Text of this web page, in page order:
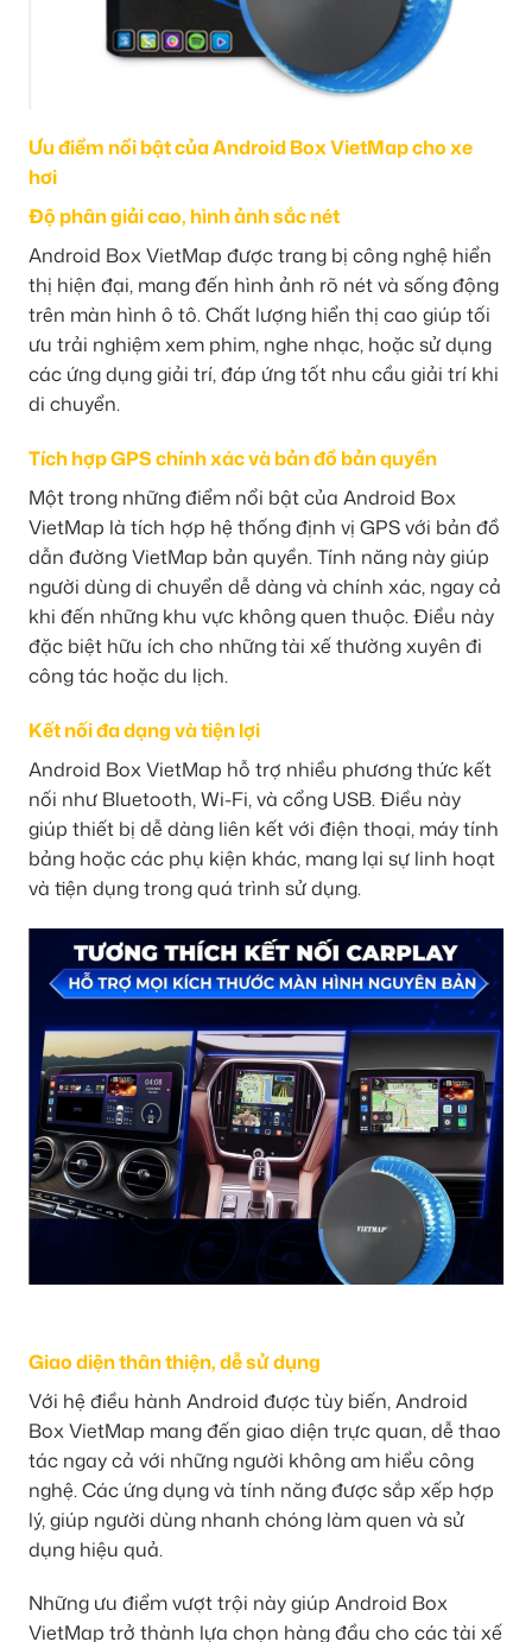
Ưu điểm nổi bật của Android Box VietMap cho xe
hơi
Độ phân giải cao, hình ảnh sắc nét
Android Box VietMap được trang bị công nghệ hiển
thị hiện đại, mang đến hình ảnh rõ nét và sống động
trên màn hình ô tô. Chất lượng hiển thị cao giúp tối
ưu trải nghiệm xem phim, nghe nhạc, hoặc sử dụng
các ứng dụng giải trí, đáp ứng tốt nhu cầu giải trí khi
di chuyển.
Tích hợp GPS chính xác và bản đồ bản quyền
Một trong những điểm nổi bật của Android Box
VietMap là tích hợp hệ thống định vị GPS với bản đồ
dẫn đường VietMap bản quyền. Tính năng này giúp
người dùng di chuyển dễ dàng và chính xác, ngay cả
khi đến những khu vực không quen thuộc. Điều này
đặc biệt hữu ích cho những tài xế thường xuyên đi
công tác hoặc du lịch.
Kết nối đa dạng và tiện lợi
Android Box VietMap hỗ trợ nhiều phương thức kết
nối như Bluetooth, Wi-Fi, và cổng USB. Điều này
giúp thiết bị dễ dàng liên kết với điện thoại, máy tính
bảng hoặc các phụ kiện khác, mang lại sự linh hoạt
và tiện dụng trong quá trình sử dụng.
Giao diện thân thiện, dễ sử dụng
Với hệ điều hành Android được tùy biến, Android
Box VietMap mang đến giao diện trực quan, dễ thao
tác ngay cả với những người không am hiểu công
nghệ. Các ứng dụng và tính năng được sắp xếp hợp
lý, giúp người dùng nhanh chóng làm quen và sử
dụng hiệu quả.
Những ưu điểm vượt trội này giúp Android Box
VietMap trở thành lựa chọn hàng đầu cho các tài xế